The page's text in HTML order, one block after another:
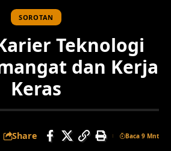
SOROTAN
Teknologi
dan Kerja
Keras
Share Baca 9 Mnt